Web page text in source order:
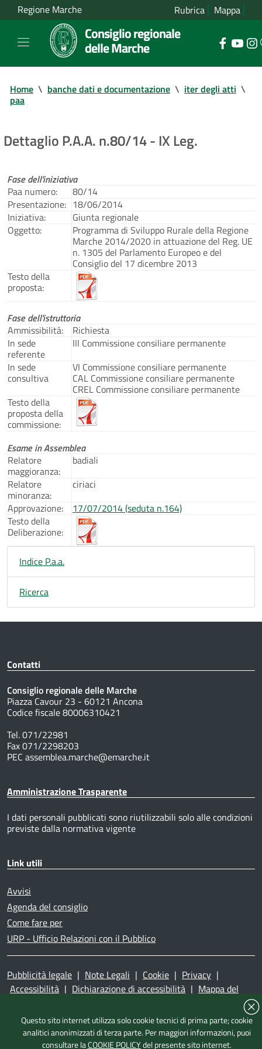
Regione Marche Rubrica Mappa
Consiglio regionale
delle Marche
Home \ banche dati e documentazione \ iter degli atti \
paa
Dettaglio P.A.A. n.80/14 - IX Leg.
Fase dell'iniziativa
Paa numero:
80/14
Presentazione: 18/06/2014
Iniziativa:
Giunta regionale
Oggetto:
Programma di Sviluppo Rurale della Regione
Marche 2014/2020 in attuazione del Reg. UE
n. 1305 del Parlamento Europeo e del
Consiglio del 17 dicembre 2013
Testo della
proposta:
Fase dell'istruttoria
Ammissibilità:
Richiesta
In sede
referente
III Commissione consiliare permanente
In sede
consultiva
VI Commissione consiliare permanente
CAL Commissione consiliare permanente
CREL Commissione consiliare permanente
Testo della
proposta della
commissione:
Esame in Assemblea
Relatore
maggioranza:
badiali
Relatore
minoranza:
ciriaci
Approvazione:
17/07/2014 (seduta n.164)
Testo della
Deliberazione:
Indice P.a.a.
Ricerca
Contatti
Consiglio regionale delle Marche
Piazza Cavour 23 - 60121 Ancona
Codice fiscale 80006310421
Tel. 071/22981
Fax 071/2298203
PEC assemblea.marche@emarche.it
Amministrazione Trasparente
I dati personali pubblicati sono riutilizzabili solo alle condizioni
previste dalla normativa vigente
Link utili
Avvisi
Agenda del consiglio
Come fare per
URP - Ufficio Relazioni con il Pubblico
Pubblicità legale | Note Legali | Cookie | Privacy |
Accessibilità | Dichiarazione di accessibilità | Mappa del
Questo sito internet utilizza solo cookie tecnici di prima parte; cookie
analitici anonimizzati di terza parte. Per maggiori informazioni, puoi
consultare laCOOKIE POLICYdel presente sito internet.